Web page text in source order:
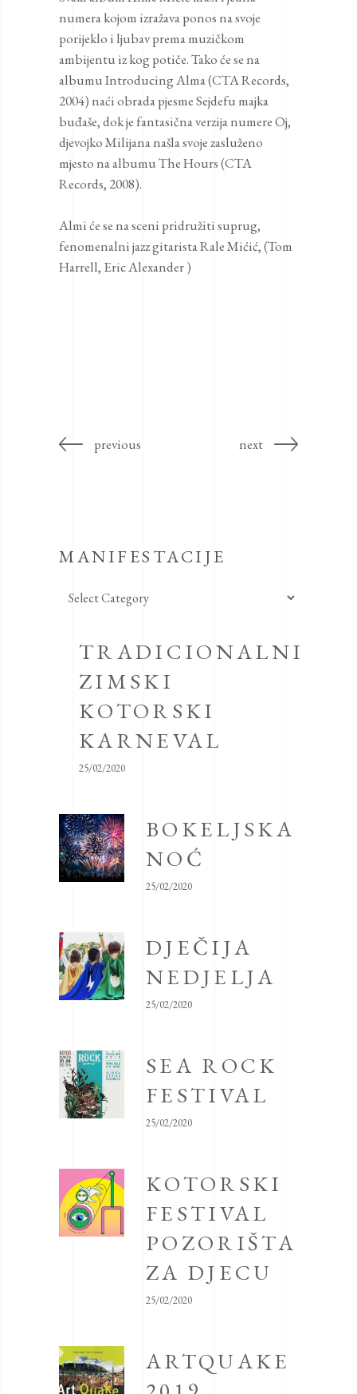
numera kojom izražava ponos na svoje
porijeklo i ljubav prema muzičkom
ambijentu iz kog potiče. Tako će se na
albumu Introducing Alma (CTA Records,
2004) naći obrada pjesme Sejdefu majka
buđaše, dok je fantasična verzija numere Oj,
djevojko Milijana našla svoje zasluženo
mjesto na albumu The Hours (CTA
Records, 2008).
Almi će se na sceni pridružiti suprug,
fenomenalni jazz gitarista Rale Mićić, (Tom
Harrell, Eric Alexander )
previous next
MANIFESTACIJE
TRADICIONALNI
ZIMSKI
KOTORSKI
KARNEVAL
25/02/2020
BOKELJSKA
NOĆ
25/02/2020
DJEČIJA
NEDJELJA
25/02/2020
SEA ROCK
FESTIVAL
25/02/2020
KOTORSKI
FESTIVAL
POZORIŠTA
ZA DJECU
25/02/2020
ARTQUAKE